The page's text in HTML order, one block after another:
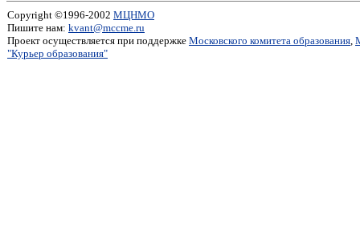
Copyright ©1996-2002 МЦНМО
Пишите нам: kvant@mccme.ru
Проект осуществляется при поддержке Московского комитета образования,
"Курьер образования"